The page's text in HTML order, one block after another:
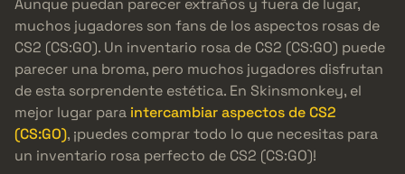
Aunque puedan parecer extraños y fuera de lugar,
muchos jugadores son fans de los aspectos rosas de
CS2 (CS:GO). Un inventario rosa de CS2 (CS:GO) puede
parecer una broma, pero muchos jugadores disfrutan
de esta sorprendente estética. En Skinsmonkey, el
mejor lugar para intercambiar aspectos de CS2
(CS:GO), ¡puedes comprar todo lo que necesitas para
un inventario rosa perfecto de CS2 (CS:GO)!